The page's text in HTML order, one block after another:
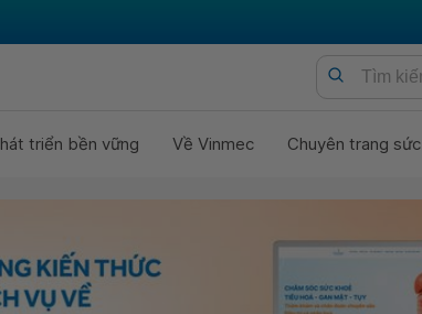
triển bền vững Về Vinmec Chuyên trang